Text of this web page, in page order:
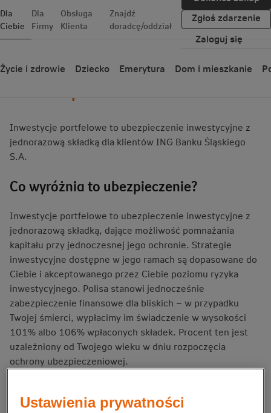
Dla
Ciebie
Dla
Firmy
Obsługa
Klienta
Znajdź
doradcę/oddział
Zgłoś zdarzenie
Zaloguj się
Życie i zdrowie Dziecko Emerytura Dom i mieszkanie
Inwestycje portfelowe to ubezpieczenie inwestycyjne z
jednorazową składką dla klientów ING Banku Śląskiego
S.A.
Co wyróżnia to ubezpieczenie?
Inwestycje portfelowe to ubezpieczenie inwestycyjne z
jednorazową składką, dające możliwość pomnażania
kapitału przy jednoczesnej jego ochronie. Strategie
inwestycyjne dostępne w jego ramach są dopasowane do
Ciebie i akceptowanego przez Ciebie poziomu ryzyka
inwestycyjnego. Polisa stanowi jednocześnie
zabezpieczenie finansowe dla bliskich – w przypadku
Twojej śmierci, wypłacimy im świadczenie w wysokości
101% albo 106% wpłaconych składek. Procent ten jest
uzależniony od Twojego wieku w dniu rozpoczęcia
ochrony ubezpieczeniowej.
Ustawienia prywatności